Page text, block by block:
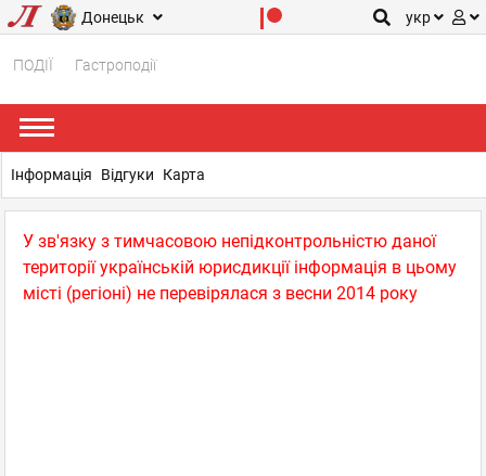
Донецьк укр
ПОДІЇ Гастроподії
У зв'язку з тимчасовою непідконтрольністю даної
території українській юрисдикції інформація в цьому
місті (регіоні) не перевірялася з весни 2014 року
Інформація Відгуки Карта